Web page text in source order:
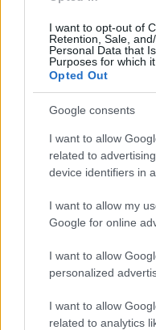
I want to opt-out of
Retention, Sale,
Personal Data that
Purposes for which
Opted Out
Google consents
I want to allow
related to
device identifiers in
I want to allow my
Google for online
I want to allow
personalized
I want to allow
related to analytics
2026. február 09.